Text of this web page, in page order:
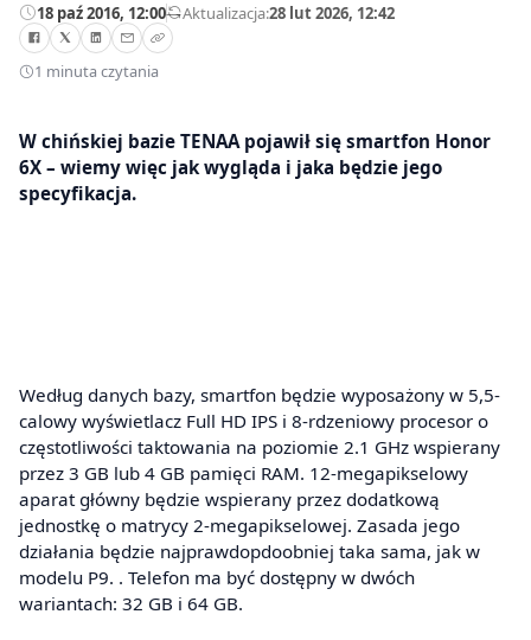
18 paź 2016, 12:00—Aktualizacja:28 lut 2026, 12:42
1 minuta czytania
W chińskiej bazie TENAA pojawił się smartfon Honor
6X – wiemy więc jak wygląda i jaka będzie jego
specyfikacja.
Według danych bazy, smartfon będzie wyposażony w 5,5-
calowy wyświetlacz Full HD IPS i 8-rdzeniowy procesor o
częstotliwości taktowania na poziomie 2.1 GHz wspierany
przez 3 GB lub 4 GB pamięci RAM. 12-megapikselowy
aparat główny będzie wspierany przez dodatkową
jednostkę o matrycy 2-megapikselowej. Zasada jego
działania będzie najprawdopdoobniej taka sama, jak w
modelu P9. . Telefon ma być dostępny w dwóch
wariantach: 32 GB i 64 GB.